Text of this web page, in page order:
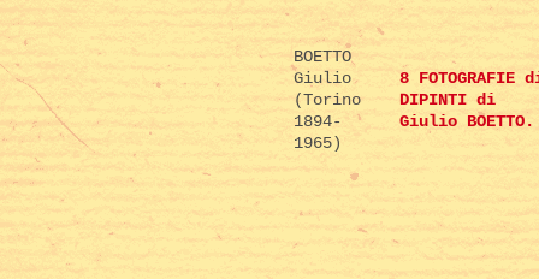
BOETTO
Giulio
(Torino
1894-
1965)
8 FOTOGRAFIE
DIPINTI di
Giulio BOETTO.